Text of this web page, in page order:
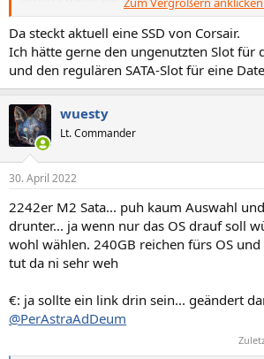
oder "gar nichts") für diese Klasse Laptop
Da steckt aktuell eine SSD von Corsair.
Ich hätte gerne den ungenutzten Slot für
und den regulären SATA-Slot für eine
wuesty
Lt. Commander
30. April 2022
2242er M2 Sata... puh kaum Auswahl
drunter... ja wenn nur das OS drauf soll
wohl wählen. 240GB reichen fürs OS
tut da ni sehr weh
€: ja sollte ein link drin sein... geändert
@PerAstraAdDeum